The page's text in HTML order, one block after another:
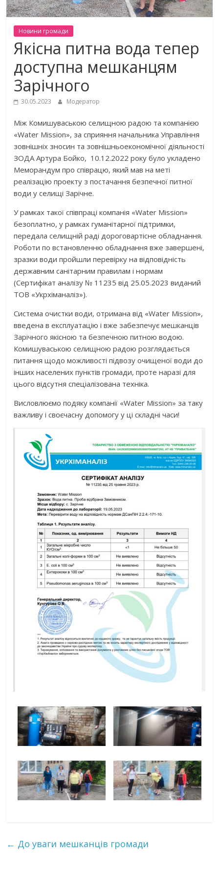
Новини громади
Якісна питна вода тепер
доступна мешканцям
Зарічного
30.05.2023 Модератор
Між Комишуваською селищною радою та компанією
«Water Mission», за сприяння начальника Управління
зовнішніх зносин та зовнішньоекономічної діяльності
ЗОДА Артура Бойко, 10.12.2022 року було укладено
Меморандум про співрацю, який мав на меті
реалізацію проекту з постачання безпечної питної
води у селищі Зарічне.
У рамках такої співпраці компанія «Water Mission»
безоплатно, у рамках гуманітарної підтримки,
передала селищній раді дороговартісне обладнання.
Роботи по встановленню обладнання вже завершені,
зразки води пройшли перевірку на відповідність
державним санітарним правилам і нормам
(Сертифікат аналізу № 11235 від 25.05.2023 виданий
ТОВ «Укрхіманаліз»).
Система очистки води, отримана від «Water Mission»,
введена в експлуатацію і вже забезпечує мешканців
Зарічного якісною та безпечною питною водою.
Комишуваською селищною радою розглядається
питання щодо можливості підвозу очищеної води до
інших населених пунктів громади, проте наразі для
цього відсутня спеціалізована техніка.
Висловлюємо подяку компанії «Water Mission» за таку
важливу і своєчасну допомогу у ці складні часи!
← До уваги мешканців громади